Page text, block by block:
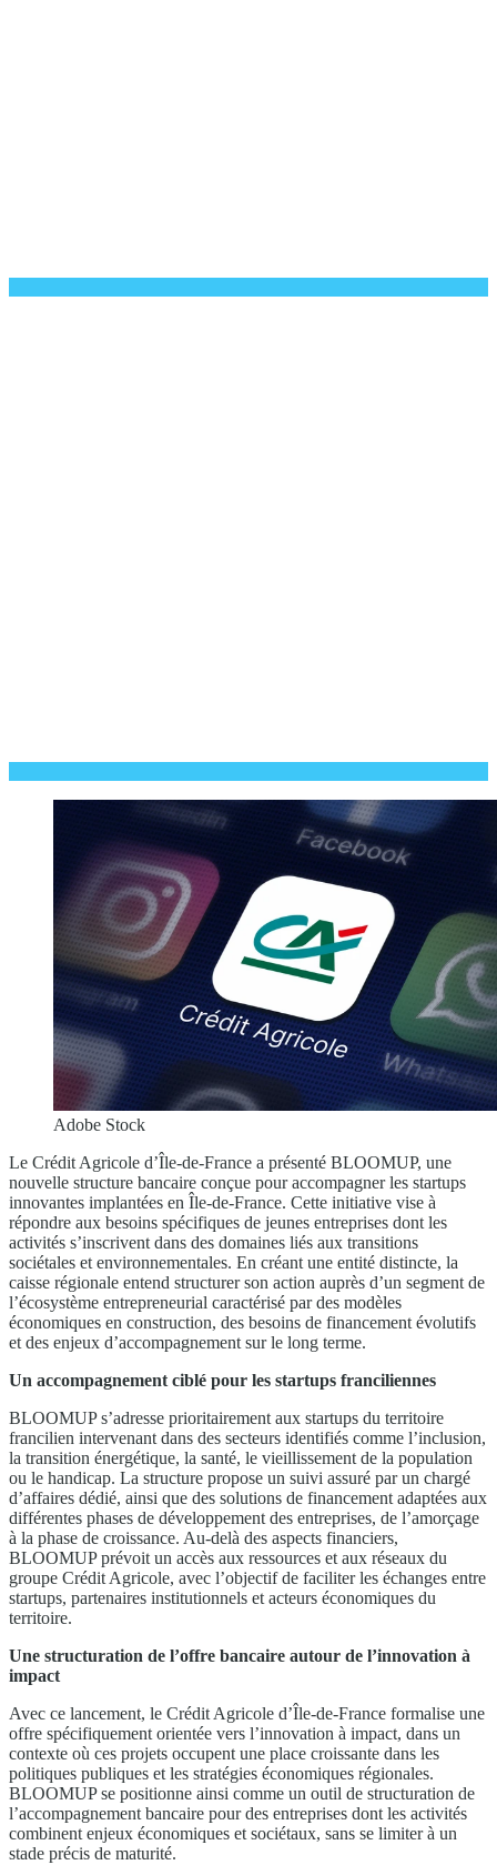
Adobe Stock
Le Crédit Agricole d’Île-de-France a présenté BLOOMUP, une
nouvelle structure bancaire conçue pour accompagner les startups
innovantes implantées en Île-de-France. Cette initiative vise à
répondre aux besoins spécifiques de jeunes entreprises dont les
activités s’inscrivent dans des domaines liés aux transitions
sociétales et environnementales. En créant une entité distincte, la
caisse régionale entend structurer son action auprès d’un segment de
l’écosystème entrepreneurial caractérisé par des modèles
économiques en construction, des besoins de financement évolutifs
et des enjeux d’accompagnement sur le long terme.
Un accompagnement ciblé pour les startups franciliennes
BLOOMUP s’adresse prioritairement aux startups du territoire
francilien intervenant dans des secteurs identifiés comme l’inclusion,
la transition énergétique, la santé, le vieillissement de la population
ou le handicap. La structure propose un suivi assuré par un chargé
d’affaires dédié, ainsi que des solutions de financement adaptées aux
différentes phases de développement des entreprises, de l’amorçage
à la phase de croissance. Au-delà des aspects financiers,
BLOOMUP prévoit un accès aux ressources et aux réseaux du
groupe Crédit Agricole, avec l’objectif de faciliter les échanges entre
startups, partenaires institutionnels et acteurs économiques du
territoire.
Une structuration de l’offre bancaire autour de l’innovation à
impact
Avec ce lancement, le Crédit Agricole d’Île-de-France formalise une
offre spécifiquement orientée vers l’innovation à impact, dans un
contexte où ces projets occupent une place croissante dans les
politiques publiques et les stratégies économiques régionales.
BLOOMUP se positionne ainsi comme un outil de structuration de
l’accompagnement bancaire pour des entreprises dont les activités
combinent enjeux économiques et sociétaux, sans se limiter à un
stade précis de maturité.